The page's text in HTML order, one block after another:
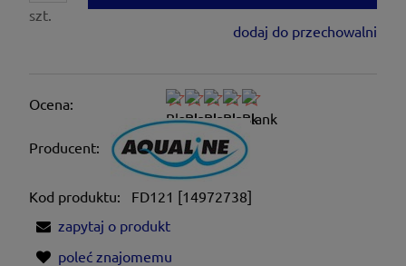
szt.
dodaj do przechowalni
Ocena:
Producent:
Kod produktu:
FD121 [14972738]
zapytaj o produkt
poleć znajomemu